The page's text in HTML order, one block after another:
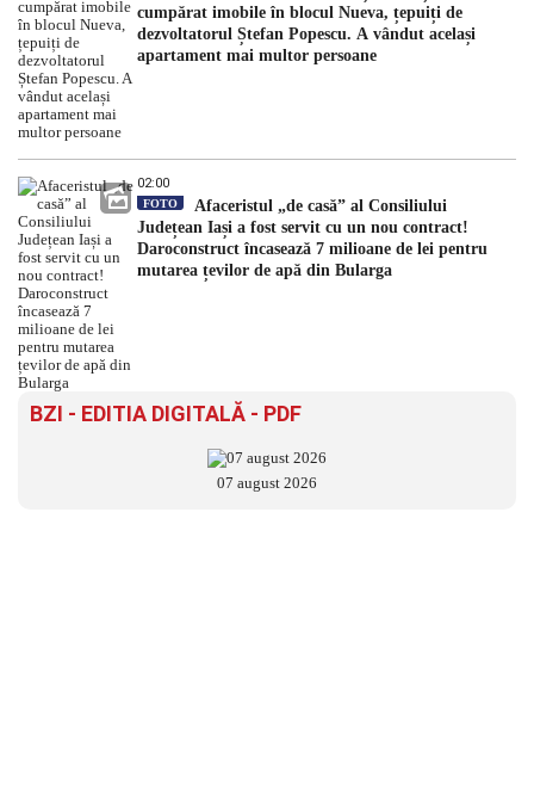
cumpărat imobile în blocul Nueva, țepuiți de
dezvoltatorul Ștefan Popescu. A vândut același
apartament mai multor persoane
02:00
FOTO
Afaceristul „de casă” al Consiliului
Județean Iași a fost servit cu un nou contract!
Daroconstruct încasează 7 milioane de lei pentru
mutarea țevilor de apă din Bularga
BZI - EDITIA DIGITALĂ - PDF
07 august 2026